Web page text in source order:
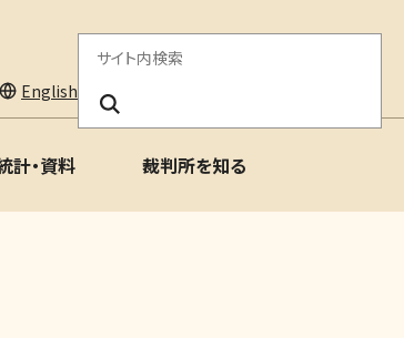
English
サ
イ
ト
検
計・資料 裁判所を知る